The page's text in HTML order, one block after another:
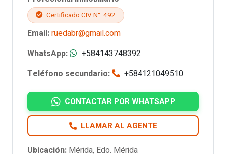
Certificado CIV N°: 492
Email:ruedabr@gmail.com
WhatsApp:
+584143748392
Teléfono secundario:
+584121049510
CONTACTAR POR WHATSAPP
LLAMAR AL AGENTE
Ubicación: Mérida, Edo. Mérida